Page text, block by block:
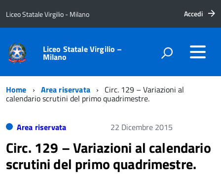
Liceo Statale Virgilio - Milano Accedi
Liceo Statale Virgilio –
Milano
Home Area riservata Circ. 129 – Variazioni al
calendario scrutini del primo quadrimestre.
Area riservata 22 Dicembre 2015
Circ. 129 – Variazioni al calendario
scrutini del primo quadrimestre.